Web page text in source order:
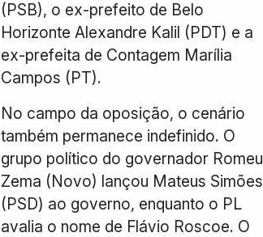
(PSB), o ex-prefeito de Belo
Horizonte Alexandre Kalil (PDT) e a
ex-prefeita de Contagem Marília
Campos (PT).
No campo da oposição, o cenário
também permanece indefinido. O
grupo político do governador Romeu
Zema (Novo) lançou Mateus Simões
(PSD) ao governo, enquanto o PL
avalia o nome de Flávio Roscoe. O